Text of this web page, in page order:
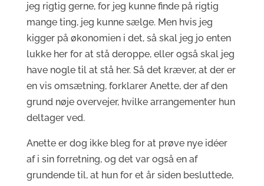
jeg rigtig gerne, for jeg kunne finde på rigtig
mange ting, jeg kunne sælge. Men hvis jeg
kigger på økonomien i det, så skal jeg jo enten
lukke her for at stå deroppe, eller også skal jeg
have nogle til at stå her. Så det kræver, at der er
en vis omsætning, forklarer Anette, der af den
grund nøje overvejer, hvilke arrangementer hun
deltager ved.
Anette er dog ikke bleg for at prøve nye idéer
af i sin forretning, og det var også en af
grundende til, at hun for et år siden besluttede,